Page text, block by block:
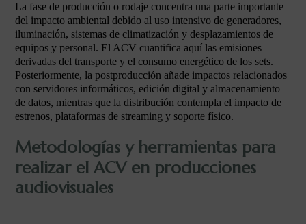
La fase de producción o rodaje concentra una parte importante
del impacto ambiental debido al uso intensivo de generadores,
iluminación, sistemas de climatización y desplazamientos de
equipos y personal. El ACV cuantifica aquí las emisiones
derivadas del transporte y el consumo energético de los sets.
Posteriormente, la postproducción añade impactos relacionados
con servidores informáticos, edición digital y almacenamiento
de datos, mientras que la distribución contempla el impacto de
estrenos, plataformas de streaming y soporte físico.
Metodologías y herramientas para
realizar el ACV en producciones
audiovisuales